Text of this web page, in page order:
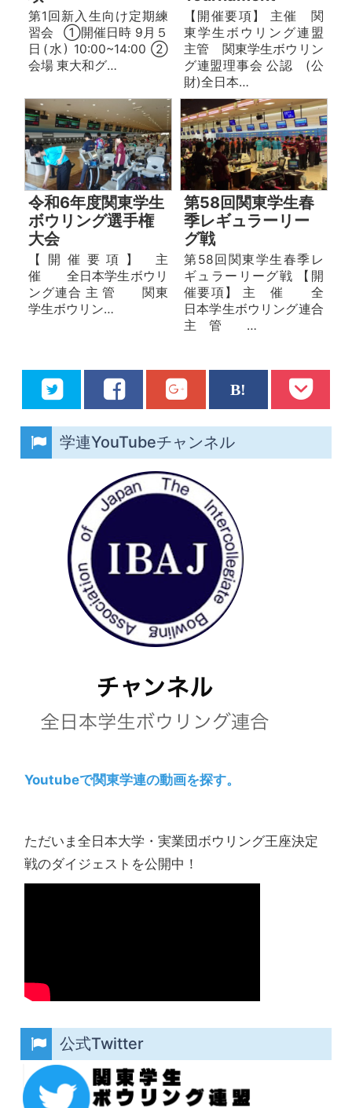
第1回新入生向け定期練
習会 ①開催日時 9月５
日(水) 10:00~14:00 ②
会場 東大和グ…
【開催要項】 主催 関
東学生ボウリング連盟
主管 関東学生ボウリン
グ連盟理事会 公認 (公
財)全日本…
令和6年度関東学生
ボウリング選手権
大会
【 開 催 要 項 】 主
催 全日本学⽣ボウリ
ング連合 主 管 関東
学⽣ボウリン…
第58回関東学生春
季レギュラーリー
グ戦
第58回関東学生春季レ
ギュラーリーグ戦 【開
催要項】 主 催 全
日本学生ボウリング連合
主 管 …
学連YouTubeチャンネル
Youtubeで関東学連の動画を探す。
ただいま全日本大学・実業団ボウリング王座決定
戦のダイジェストを公開中！
公式Twitter